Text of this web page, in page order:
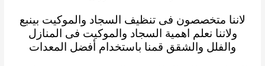
لاننا متخصصون فى تنظيف السجاد والموكيت بينبع
ولاننا نعلم اهمية السجاد والموكيت فى المنازل
والفلل والشقق قمنا باستخدام أفضل المعدات